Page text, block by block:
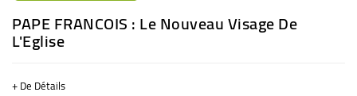
PAPE FRANCOIS : Le Nouveau Visage De
L'Eglise
+ De Détails